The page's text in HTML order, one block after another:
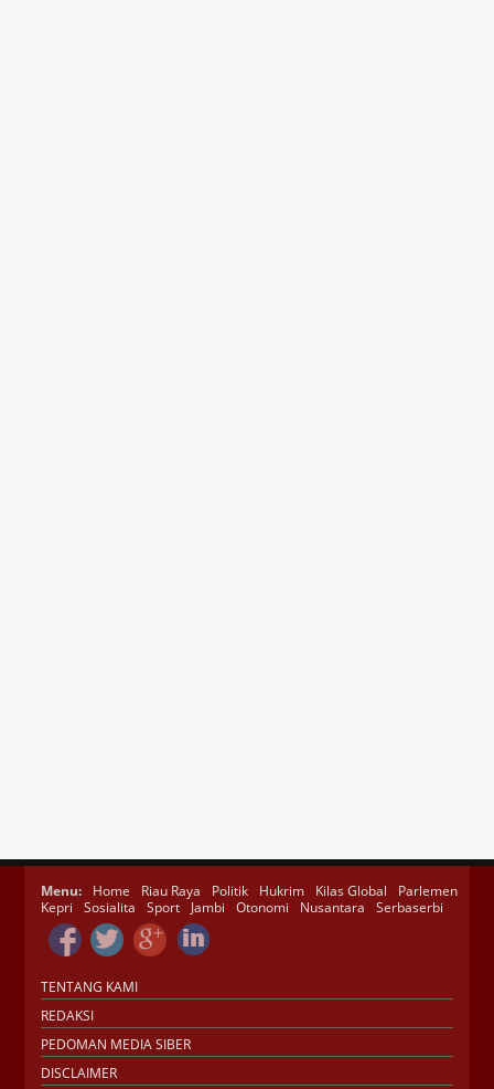
Menu: Home Riau Raya Politik Hukrim Kilas Global
Parlemen
Kepri
Sosialita Sport Jambi Otonomi Nusantara Serbaserbi
TENTANG KAMI
REDAKSI
PEDOMAN MEDIA SIBER
DISCLAIMER